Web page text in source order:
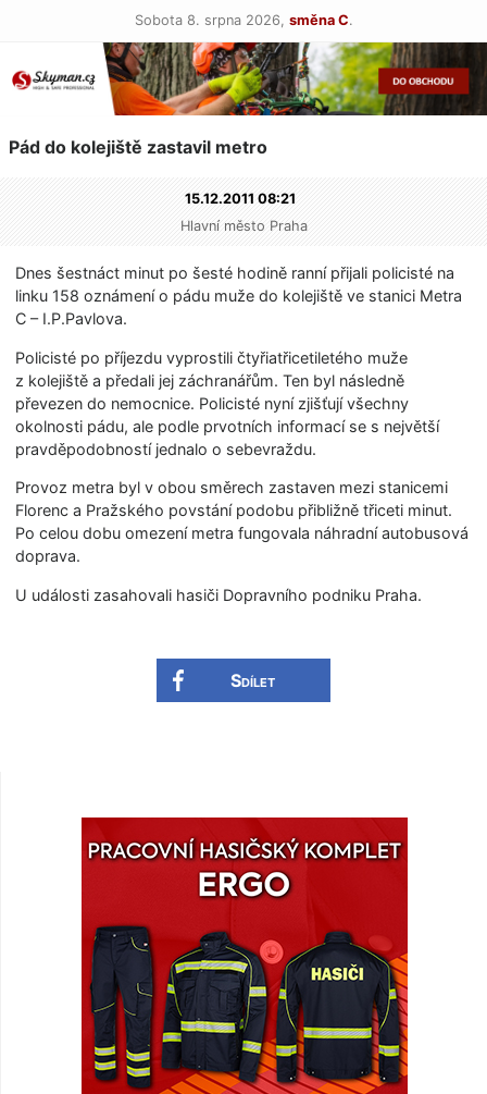
Sobota 8. srpna 2026, směna C.
Pád do kolejiště zastavil metro
15.12.2011 08:21
Hlavní město Praha
Dnes šestnáct minut po šesté hodině ranní přijali policisté na
linku 158 oznámení o pádu muže do kolejiště ve stanici Metra
C – I.P.Pavlova.
Policisté po příjezdu vyprostili čtyřiatřicetiletého muže
z kolejiště a předali jej záchranářům. Ten byl následně
převezen do nemocnice. Policisté nyní zjišťují všechny
okolnosti pádu, ale podle prvotních informací se s největší
pravděpodobností jednalo o sebevraždu.
Provoz metra byl v obou směrech zastaven mezi stanicemi
Florenc a Pražského povstání podobu přibližně třiceti minut.
Po celou dobu omezení metra fungovala náhradní autobusová
doprava.
U události zasahovali hasiči Dopravního podniku Praha.
Sdílet